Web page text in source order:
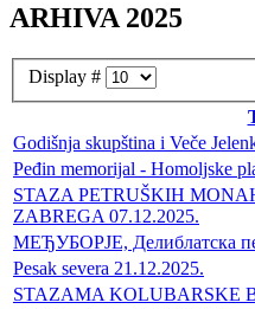
ARHIVA 2025
Display #
Godišnja skupština i Veče
Peđin memorijal - Homoljske
STAZA PETRUŠKIH
ZABREGA 07.12.2025.
МЕЂУБОРЈЕ, Делиблатска
Pesak severa 21.12.2025.
STAZAMA KOLUBARSKE